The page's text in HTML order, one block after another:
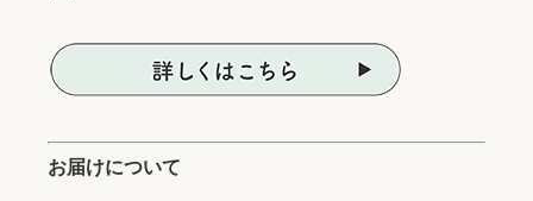
お届けについて